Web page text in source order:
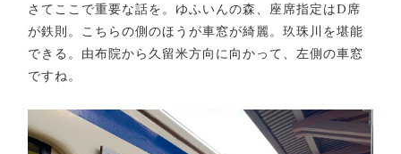
さてここで重要な話を。ゆふいんの森、座席指定はD席
が鉄則。こちらの側のほうが車窓が綺麗。玖珠川を堪能
できる。由布院から久留米方向に向かって、左側の車窓
ですね。